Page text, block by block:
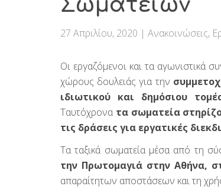
Σωματείων
27 Απριλίου, 2020 | Ανακοινώσεις,
Οι εργαζόμενοι και τα
χώρους δουλειάς για την
ιδιωτικού και δημόσιου
Ταυτόχρονα τα σωματεία
τις δράσεις για εργατικές
Τα ταξικά σωματεία μέσα από τη
την Πρωτομαγιά στην Αθήνα,
απαραίτητων αποστάσεων και τη